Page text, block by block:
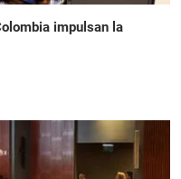
impulsan la